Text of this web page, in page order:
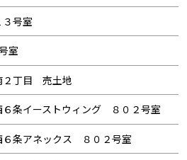
号室
室
２丁目 売土地
６条イーストウィング ８０２号室
６条アネックス ８０２号室